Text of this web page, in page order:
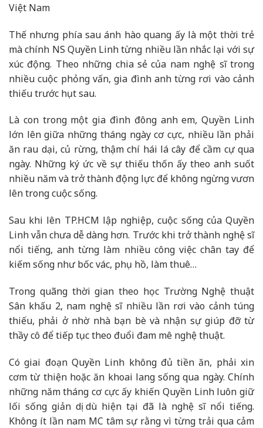
Việt Nam
Thế nhưng phía sau ánh hào quang ấy là một thời trẻ
mà chính NS Quyền Linh từng nhiều lần nhắc lại với sự
xúc động. Theo những chia sẻ của nam nghệ sĩ trong
nhiều cuộc phỏng vấn, gia đình anh từng rơi vào cảnh
thiếu trước hụt sau.
Là con trong một gia đình đông anh em, Quyền Linh
lớn lên giữa những tháng ngày cơ cực, nhiều lần phải
ăn rau dại, củ rừng, thậm chí hái lá cây để cầm cự qua
ngày. Những ký ức về sự thiếu thốn ấy theo anh suốt
nhiều năm và trở thành động lực để không ngừng vươn
lên trong cuộc sống.
Sau khi lên TP.HCM lập nghiệp, cuộc sống của Quyền
Linh vẫn chưa dễ dàng hơn. Trước khi trở thành nghệ sĩ
nổi tiếng, anh từng làm nhiều công việc chân tay để
kiếm sống như bốc vác, phụ hồ, làm thuê…
Trong quãng thời gian theo học Trường Nghệ thuật
Sân khấu 2, nam nghệ sĩ nhiều lần rơi vào cảnh túng
thiếu, phải ở nhờ nhà bạn bè và nhận sự giúp đỡ từ
thầy cô để tiếp tục theo đuổi đam mê nghệ thuật.
Có giai đoạn Quyền Linh không đủ tiền ăn, phải xin
cơm từ thiện hoặc ăn khoai lang sống qua ngày. Chính
những năm tháng cơ cực ấy khiến Quyền Linh luôn giữ
lối sống giản dị dù hiện tại đã là nghệ sĩ nổi tiếng.
Không ít lần nam MC tâm sự rằng vì từng trải qua cảm